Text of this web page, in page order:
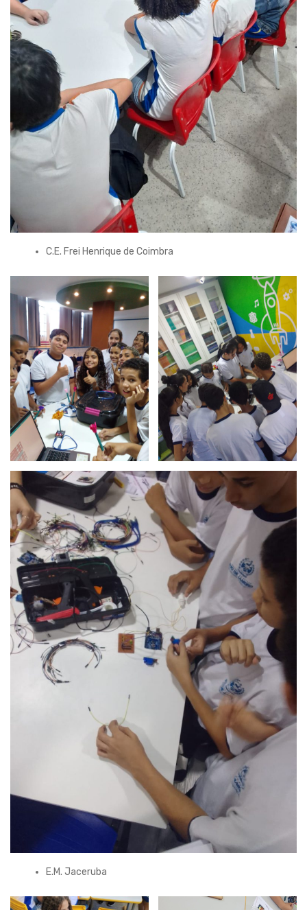
C.E. Frei Henrique de Coimbra
E.M. Jaceruba